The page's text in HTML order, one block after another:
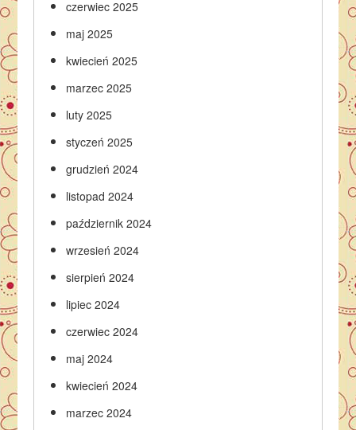
czerwiec 2025
maj 2025
kwiecień 2025
marzec 2025
luty 2025
styczeń 2025
grudzień 2024
listopad 2024
październik 2024
wrzesień 2024
sierpień 2024
lipiec 2024
czerwiec 2024
maj 2024
kwiecień 2024
marzec 2024